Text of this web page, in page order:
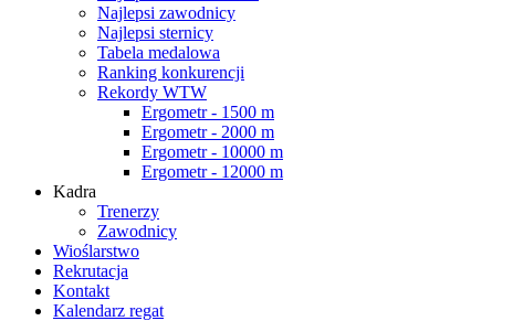
Najlepsi zawodnicy
Najlepsi sternicy
Tabela medalowa
Ranking konkurencji
Rekordy WTW
Ergometr - 1500 m
Ergometr - 2000 m
Ergometr - 10000 m
Ergometr - 12000 m
Kadra
Trenerzy
Zawodnicy
Wioślarstwo
Rekrutacja
Kontakt
Kalendarz regat